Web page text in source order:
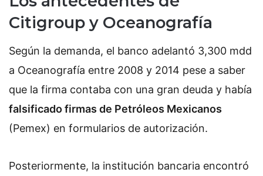
Citigroup y Oceanografía
Según la demanda, el banco adelantó 3,300 mdd
a Oceanografía entre 2008 y 2014 pese a saber
que la firma contaba con una gran deuda y había
falsificado firmas de Petróleos Mexicanos
(Pemex) en formularios de autorización.
Posteriormente, la institución bancaria encontró